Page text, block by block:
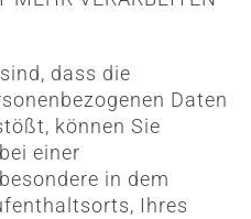
dass die
Daten
können Sie
einer
in dem
Ihres